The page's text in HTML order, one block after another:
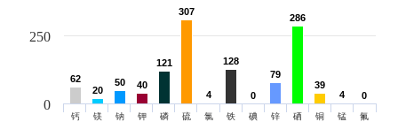
62
62
20
20
50
50 40
40
121
121
307
307
4
4
128
128
0
0
79
79
286
286
39
39
4
4 0
0
钙 镁 钠 钾 磷 硫 氯 铁 碘 锌 硒 铜 锰 氟
0
250